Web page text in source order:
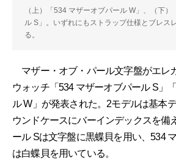
（上）「534 マザーオブパール W」、（下
ル S」。いずれにもストラップ仕様とブレス
る。
マザー・オブ・パール文字盤がエレ
ウォッチ「534 マザーオブパール S」
ル W」が発表された。2モデルは基本
ウンドケースにバーインデックスを備
ール Sは文字盤に黒蝶貝を用い、534
は白蝶貝を用いている。